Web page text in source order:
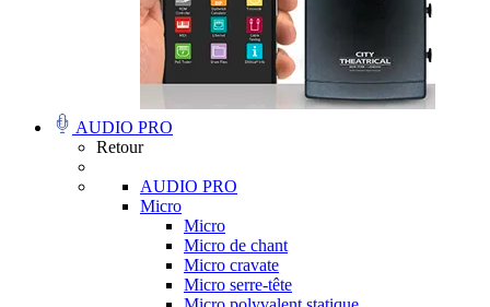
AUDIO PRO
Retour
AUDIO PRO
Micro
Micro
Micro de chant
Micro cravate
Micro serre-tête